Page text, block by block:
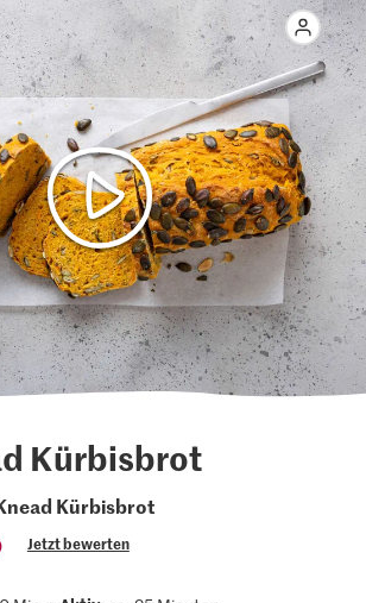
Kürbisbrot
Kürbisbrot
Jetzt bewerten